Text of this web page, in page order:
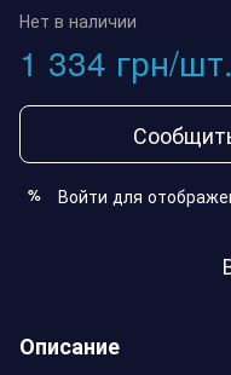
Нет в наличии
1 334 грн/шт.
% Войти для
Описание